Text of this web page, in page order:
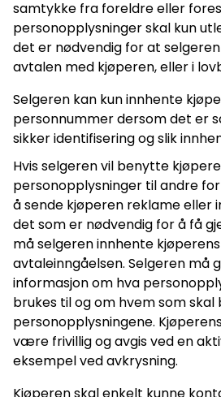
samtykke fra foreldre eller
personopplysninger skal kun
det er nødvendig for at
avtalen med kjøperen, eller i
Selgeren kan kun innhente
personnummer dersom det er
sikker identifisering og slik
Hvis selgeren vil benytte
personopplysninger til andre
å sende kjøperen reklame eller
det som er nødvendig for å få
må selgeren innhente
avtaleinngåelsen. Selgeren må
informasjon om hva
brukes til og om hvem som skal
personopplysningene.
være frivillig og avgis ved en
eksempel ved avkrysning.